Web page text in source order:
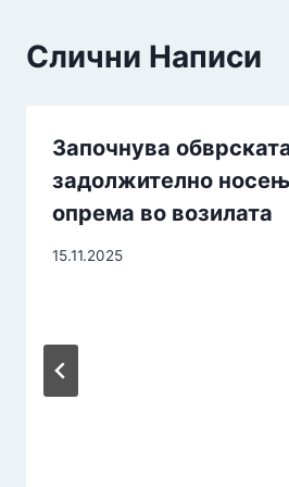
Слични Написи
Започнува
задолжително
опрема во возилата
15.11.2025